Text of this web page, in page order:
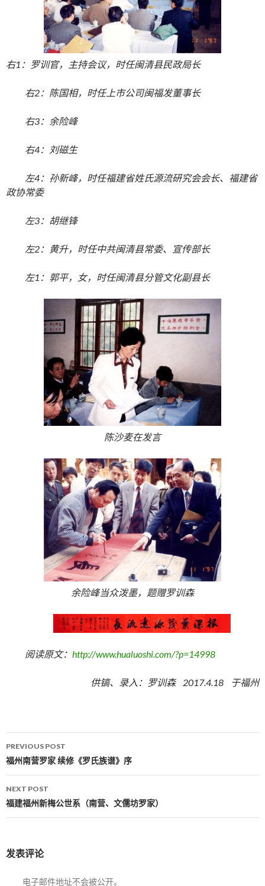
右1：罗训官，主持会议，时任闽清县民政局长
右2：陈国相，时任上市公司闽福发董事长
右3：余险峰
右4：刘磁生
左4：孙新峰，时任福建省姓氏源流研究会会长、福建省
政协常委
左3：胡继锋
左2：黄升，时任中共闽清县常委、宣传部长
左1：郭平，女，时任闽清县分管文化副县长
陈沙麦在发言
余险峰当众泼墨，题赠罗训森
阅读原文： http://www.hualuoshi.com/?p=14998
供镐、录入：罗训森 2017.4.18 于福州
Post navigation
PREVIOUS POST
福州南营罗家 续修《罗氏族谱》序
NEXT POST
福建福州新梅公世系（南营、文儒坊罗家）
发表评论
电子邮件地址不会被公开。